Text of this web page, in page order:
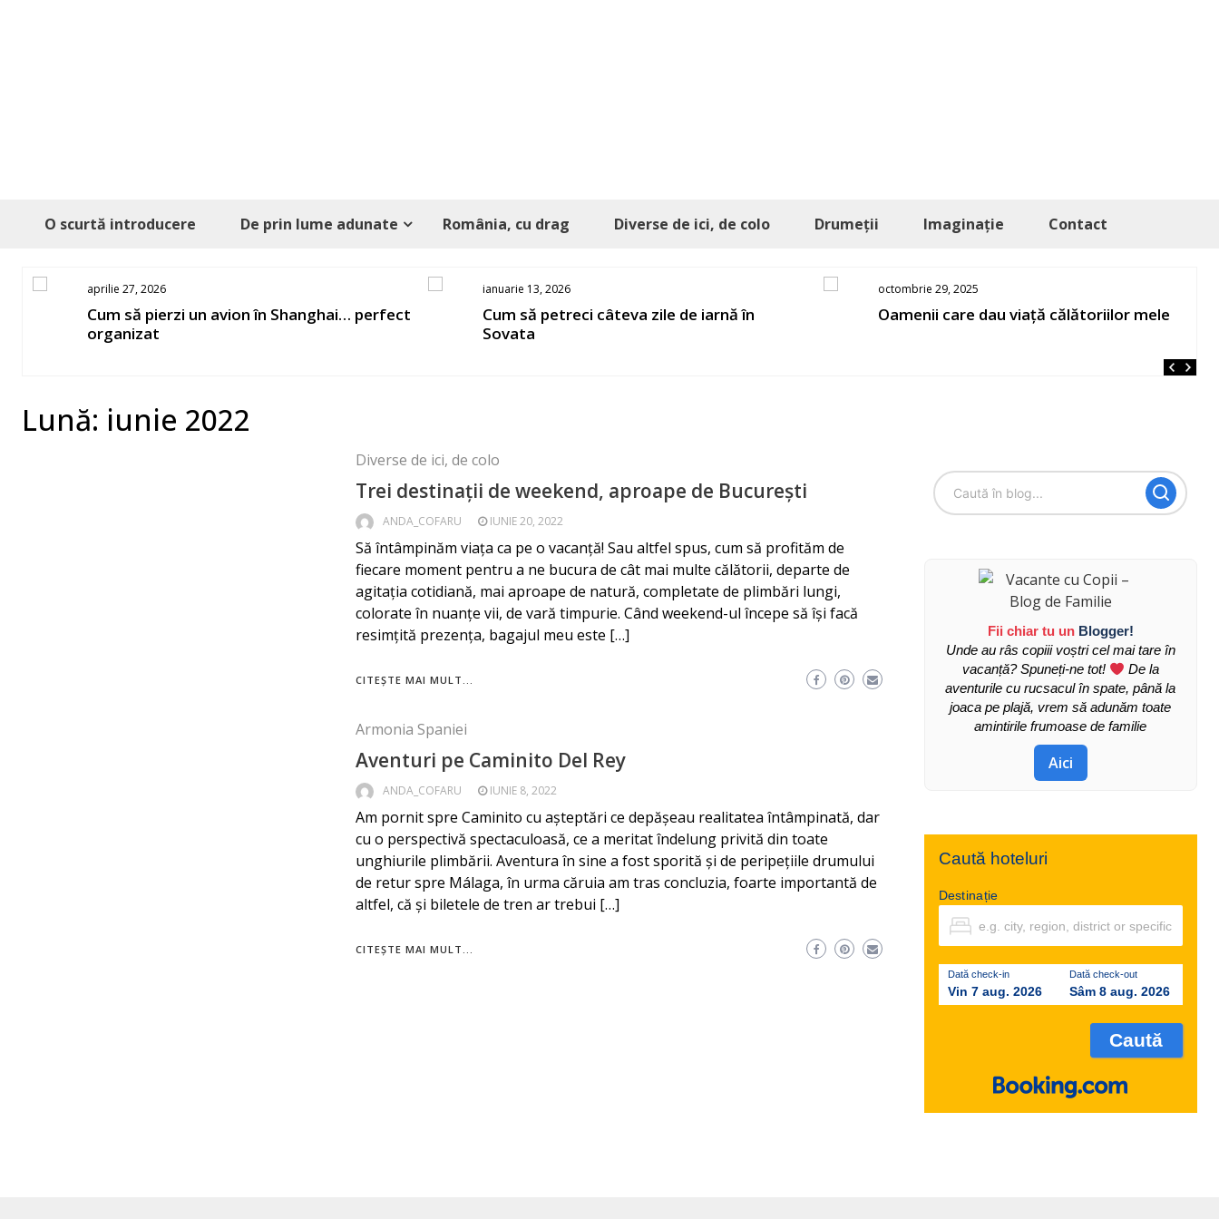
O scurtă introducere De prin lume adunate România, cu drag Diverse de ici, de colo Drumeții Imaginație Contact
aprilie 27, 2026
Cum să pierzi un avion în Shanghai… perfect
organizat
ianuarie 13, 2026
Cum să petreci câteva zile de iarnă în
Sovata
octombrie 29, 2025
Oamenii care dau viață călătoriilor mele
Lună: iunie 2022
Diverse de ici, de colo
Trei destinații de weekend, aproape de București
ANDA_COFARU IUNIE 20, 2022
Să întâmpinăm viața ca pe o vacanță! Sau altfel spus, cum să profităm de
fiecare moment pentru a ne bucura de cât mai multe călătorii, departe de
agitația cotidiană, mai aproape de natură, completate de plimbări lungi,
colorate în nuanțe vii, de vară timpurie. Când weekend-ul începe să își facă
resimțită prezența, bagajul meu este […]
CITEȘTE MAI MULT...
Armonia Spaniei
Aventuri pe Caminito Del Rey
ANDA_COFARU IUNIE 8, 2022
Am pornit spre Caminito cu așteptări ce depășeau realitatea întâmpinată, dar
cu o perspectivă spectaculoasă, ce a meritat îndelung privită din toate
unghiurile plimbării. Aventura în sine a fost sporită și de peripețiile drumului
de retur spre Málaga, în urma căruia am tras concluzia, foarte importantă de
altfel, că și biletele de tren ar trebui […]
CITEȘTE MAI MULT...
Fii chiar tu un Blogger!
Unde au râs copiii voștri cel mai tare în
vacanță? Spuneți-ne tot!
De la
aventurile cu rucsacul în spate, până la
joaca pe plajă, vrem să adunăm toate
amintirile frumoase de familie
Aici
Caută hoteluri
Destinație
Dată check-in
Vin 7 aug. 2026
Dată check-out
Sâm 8 aug. 2026